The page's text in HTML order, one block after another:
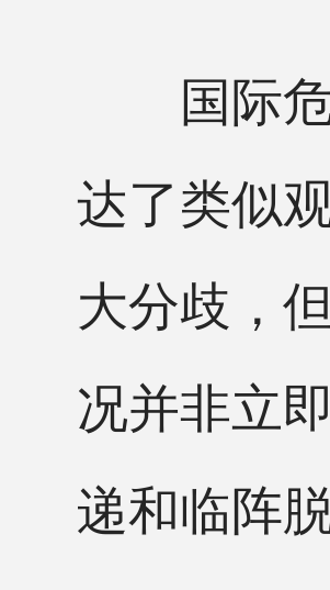
国际危
达了类似
大分歧，
况并非立
递和临阵